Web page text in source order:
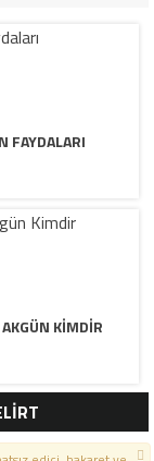
FAYDALARI
KIMDIR